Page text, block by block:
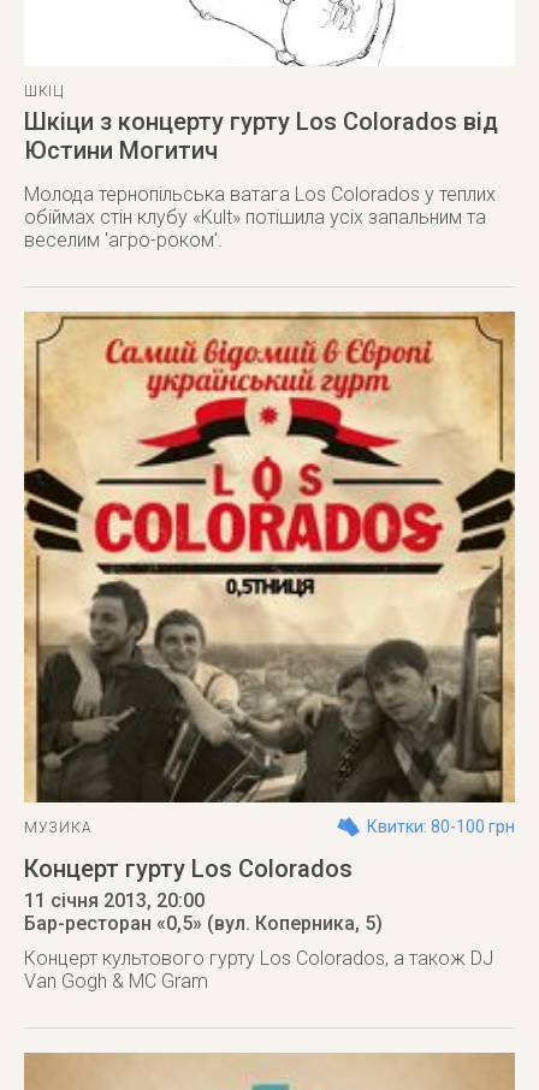
ШКІЦ
Шкіци з концерту гурту Los Colorados від
Юстини Могитич
Молода тернопільська ватага Los Colorados у теплих
обіймах стін клубу «Kult» потішила усіх запальним та
веселим 'агро-роком'.
МУЗИКА Квитки: 80-100 грн
Концерт гурту Los Colorados
11 січня 2013, 20:00
Бар-ресторан «0,5» (вул. Коперника, 5)
Концерт культового гурту Los Colorados, а також DJ
Van Gogh & MC Gram